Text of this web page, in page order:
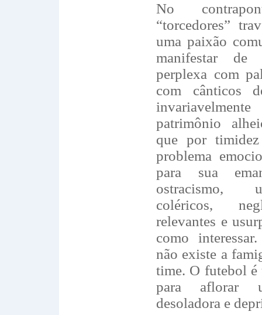
No
“torcedores”
uma paixão
manifestar
perplexa com
com cânticos
patrimônio
que por
problema
para sua
ostracismo,
coléricos,
relevantes e
como
não existe a
time. O futebol
para aflorar
desoladora e